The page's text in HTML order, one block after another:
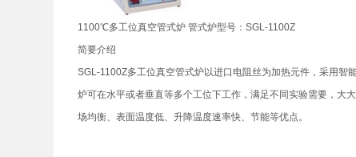
1100℃多工位真空管式炉 管式炉型号：SGL-1100Z
简要介绍
SGL-1100Z多工位真空管式炉以进口电阻丝为加热元件，采用
炉可在水平或者垂直等多个工位下工作，满足不同实验需要，大
场均衡、表面温度低、升降温度速率快、节能等优点。